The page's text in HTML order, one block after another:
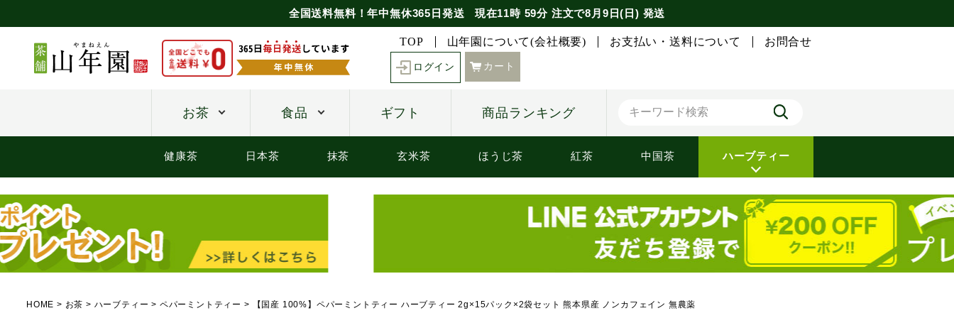
全国送料無料！年中無休365日発送 現在11時 59分 注文で8月9日(日) 発送
TOP 山年園について(会社概要) お支払い・送料について お問合せ
ログイン カート
お茶 食品 ギフト 商品ランキング
健康茶 日本茶 抹茶 玄米茶 ほうじ茶 紅茶 中国茶 ハーブティー
HOME お茶 ハーブティー ペパーミントティー 【国産 100%】ペパーミントティー ハーブティー 2g×15パック×2袋セット 熊本県産 ノンカフェイン 無農薬